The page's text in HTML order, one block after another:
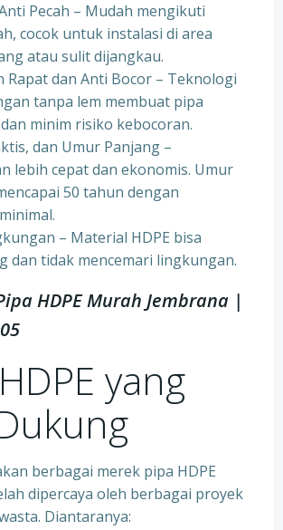
Pecah – Mudah mengikuti
cocok untuk instalasi di area
atau sulit dijangkau.
Rapat dan Anti Bocor – Teknologi
tanpa lem membuat pipa
minim risiko kebocoran.
dan Umur Panjang –
lebih cepat dan ekonomis. Umur
50 tahun dengan
– Material HDPE bisa
dan tidak mencemari lingkungan.
HDPE Murah Jembrana |
yang
berbagai merek pipa HDPE
dipercaya oleh berbagai proyek
Diantaranya: